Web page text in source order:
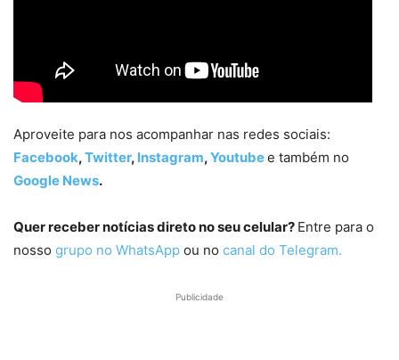
Aproveite para nos acompanhar nas redes sociais:
Facebook,Twitter, Instagram,Youtubee também no
Google News.
Quer receber notícias direto no seu celular? Entre para o
nosso grupo no WhatsApp ou no canal do Telegram.
Publicidade